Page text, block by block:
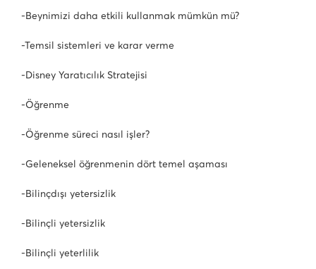
-Beynimizi daha etkili kullanmak mümkün mü?
-Temsil sistemleri ve karar verme
-Disney Yaratıcılık Stratejisi
-Öğrenme
-Öğrenme süreci nasıl işler?
-Geleneksel öğrenmenin dört temel aşaması
-Bilinçdışı yetersizlik
-Bilinçli yetersizlik
-Bilinçli yeterlilik